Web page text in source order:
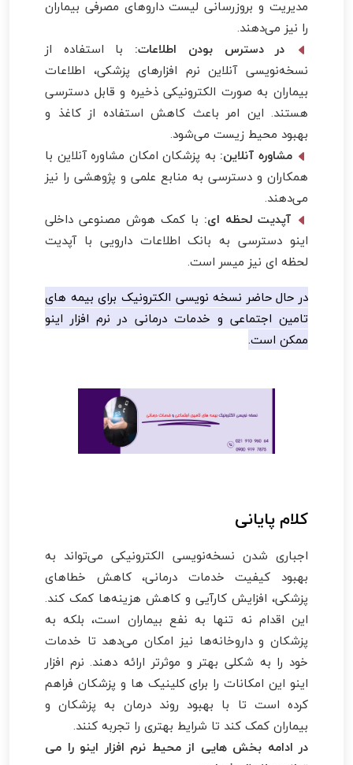
مدیریت و بروزرسانی لیست داروهای مصرفی بیماران
را نیز می‌دهند.
در دسترس بودن اطلاعات: با استفاده از
نسخه‌نویسی آنلاین نرم افزارهای پزشکی، اطلاعات
بیماران به صورت الکترونیکی ذخیره و قابل دسترسی
هستند. این امر باعث کاهش استفاده از کاغذ و
بهبود محیط زیست می‌شود.
مشاوره آنلاین: به پزشکان امکان مشاوره آنلاین با
همکاران و دسترسی به منابع علمی و پژوهشی را نیز
می‌دهند.
آپدیت لحظه ای: با کمک هوش مصنوعی داخلی
اینو دسترسی به بانک اطلاعات دارویی با آپدیت
لحظه ای نیز میسر است.
در حال حاضر نسخه نویسی الکترونیک برای بیمه های
تامین اجتماعی و خدمات درمانی در نرم افزار اینو
ممکن است.
کلام پایانی
اجباری شدن نسخه‌نویسی الکترونیکی می‌تواند به
بهبود کیفیت خدمات درمانی، کاهش خطاهای
پزشکی، افزایش کارآیی و کاهش هزینه‌ها کمک کند.
این اقدام نه تنها به نفع بیماران است، بلکه به
پزشکان و داروخانه‌ها نیز امکان می‌دهد تا خدمات
خود را به شکلی بهتر و موثرتر ارائه دهند. نرم افزار
اینو این امکانات را برای کلینیک ها و پزشکان فراهم
کرده است تا با بهبود روند درمان به پزشکان و
بیماران کمک کند تا شرایط بهتری را تجربه کنند.
در ادامه بخش هایی از محیط نرم افزار اینو را می